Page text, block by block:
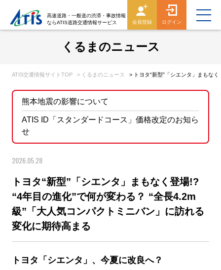
高速道路・一般道の渋滞・事故情報
ならATIS道路交通情報サービス
会員登録 ログイン
くるまのニュース
ATIS交通情報サイトTOP > くるまのニュース > トヨタ“新型”「シエンタ」まもな
熊本地震の影響について
ATIS ID「スタンダードコース」価格改定のお知ら
せ
2026.05.28
トヨタ“新型”「シエンタ」まもなく登場!?
“4年目の進化”で何が変わる？ “全長4.2m
級”「大人気コンパクトミニバン」に訪れる
変化に期待高まる
トヨタ「シエンタ」、今夏に改良へ？